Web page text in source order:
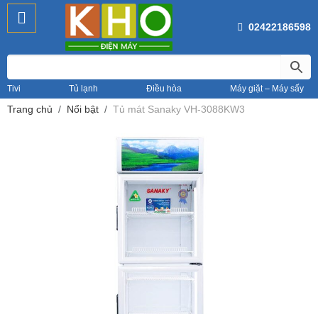
02422186598
Tivi Tủ lạnh Điều hòa Máy giặt – Máy sấy
Trang chủ Nổi bật Tủ mát Sanaky VH-3088KW3